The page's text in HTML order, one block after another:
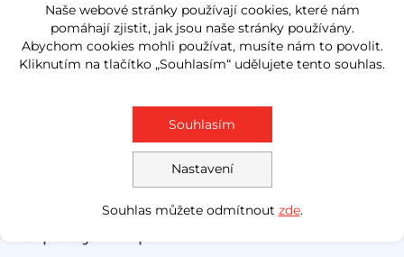
Záruka na mechanický stav
vozu
CHCI ZÁRUKU DEFEND CAR PROTECT
Nadstandardní záruky na ojeté vozy –
Naše webové stránky používají cookies, které nám
pomáhají zjistit, jak jsou naše stránky používány.
Abychom cookies mohli používat, musíte nám to povolit.
Kliknutím na tlačítko „Souhlasím“ udělujete tento souhlas.
Nastavení
Souhlasím
Souhlas můžete odmítnout zde.